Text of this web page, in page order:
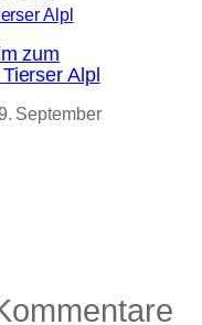
zum
Alpl
September